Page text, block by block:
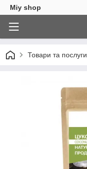
Miy shop
Товари та послуги